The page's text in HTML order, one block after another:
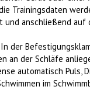
Trainingsdaten
und anschließend auf
In der
an der Schläfe
automatisch Puls,
im